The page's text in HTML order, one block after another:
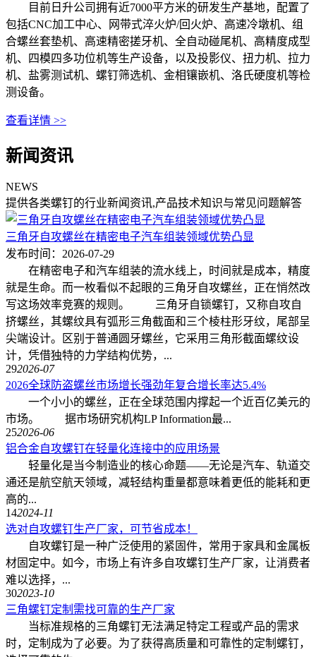
目前日升公司拥有近7000平方米的研发生产基地，配置了
包括CNC加工中心、网带式淬火炉/回火炉、高速冷墩机、组
合螺丝套垫机、高速精密搓牙机、全自动碰尾机、高精度成型
机、四模四多功位机等生产设备，以及投影仪、扭力机、拉力
机、盐雾测试机、螺钉筛选机、金相镶嵌机、洛氏硬度机等检
测设备。
查看详情 >>
新闻资讯
NEWS
提供各类螺钉的行业新闻资讯,产品技术知识与常见问题解答
三角牙自攻螺丝在精密电子汽车组装领域优势凸显
发布时间：2026-07-29
在精密电子和汽车组装的流水线上，时间就是成本，精度
就是生命。而一枚看似不起眼的三角牙自攻螺丝，正在悄然改
写这场效率竞赛的规则。 三角牙自锁螺钉，又称自攻自
挤螺丝，其螺纹具有弧形三角截面和三个棱柱形牙纹，尾部呈
尖端设计。区别于普通圆牙螺丝，它采用三角形截面螺纹设
计，凭借独特的力学结构优势，...
292026-07
2026全球防盗螺丝市场增长强劲年复合增长率达5.4%
一个小小的螺丝，正在全球范围内撑起一个近百亿美元的
市场。 据市场研究机构LP Information最...
252026-06
铝合金自攻螺钉在轻量化连接中的应用场景
轻量化是当今制造业的核心命题——无论是汽车、轨道交
通还是航空航天领域，减轻结构重量都意味着更低的能耗和更
高的...
142024-11
选对自攻螺钉生产厂家，可节省成本！
自攻螺钉是一种广泛使用的紧固件，常用于家具和金属板
材固定中。如今，市场上有许多自攻螺钉生产厂家，让消费者
难以选择，...
302023-10
三角螺钉定制需找可靠的生产厂家
当标准规格的三角螺钉无法满足特定工程或产品的需求
时，定制成为了必要。为了获得高质量和可靠性的定制螺钉，